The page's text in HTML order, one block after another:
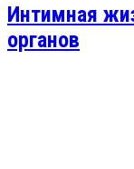
Интимная
органов